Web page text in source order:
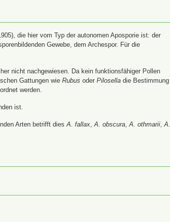
die hier vom Typ der autonomen Aposporie ist: der
Gewebe, dem Archespor. Für die
nicht nachgewiesen. Da kein funktionsfähiger Pollen
Gattungen wie Rubus oder Pilosella die Bestimmung
werden.
ist.
Arten betrifft diesA. fallax,A. obscura,A. othmarii,A.